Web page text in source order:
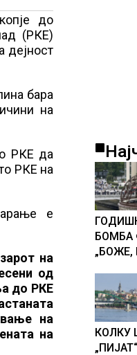
до
(РКЕ)
дејност
бара
на
РКЕ да
РКЕ на
е
на
од
до РКЕ
на
на
БОМБА
„БОЖЕ,
КОЛКУ